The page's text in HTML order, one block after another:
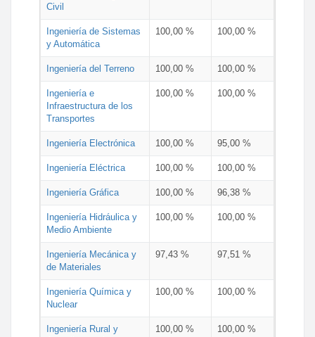
Civil
Ingeniería de Sistemas
y Automática
100,00 % 100,00 %
Ingeniería del Terreno 100,00 % 100,00 %
Ingeniería e
Infraestructura de los
Transportes
100,00 % 100,00 %
Ingeniería Electrónica 100,00 % 95,00 %
Ingeniería Eléctrica 100,00 % 100,00 %
Ingeniería Gráfica 100,00 % 96,38 %
Ingeniería Hidráulica y
Medio Ambiente
100,00 % 100,00 %
Ingeniería Mecánica y
de Materiales
97,43 % 97,51 %
Ingeniería Química y
Nuclear
100,00 % 100,00 %
Ingeniería Rural y
100,00 % 100,00 %